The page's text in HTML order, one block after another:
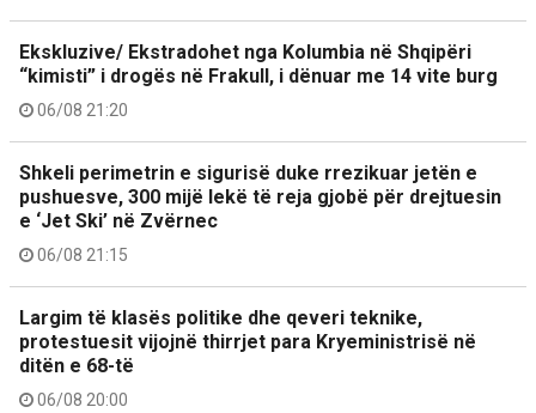
Ekskluzive/ Ekstradohet nga Kolumbia në Shqipëri
“kimisti” i drogës në Frakull, i dënuar me 14 vite burg
06/08 21:20
Shkeli perimetrin e sigurisë duke rrezikuar jetën e
pushuesve, 300 mijë lekë të reja gjobë për drejtuesin
e ‘Jet Ski’ në Zvërnec
06/08 21:15
Largim të klasës politike dhe qeveri teknike,
protestuesit vijojnë thirrjet para Kryeministrisë në
ditën e 68-të
06/08 20:00